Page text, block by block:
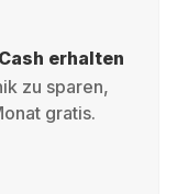
erhalten
zu sparen,
gratis.